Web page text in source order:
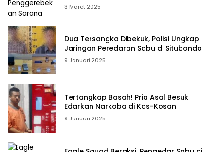
3 Maret 2025
Dua Tersangka Dibekuk, Polisi Ungkap
Jaringan Peredaran Sabu di Situbondo
9 Januari 2025
Tertangkap Basah! Pria Asal Besuk
Edarkan Narkoba di Kos-Kosan
9 Januari 2025